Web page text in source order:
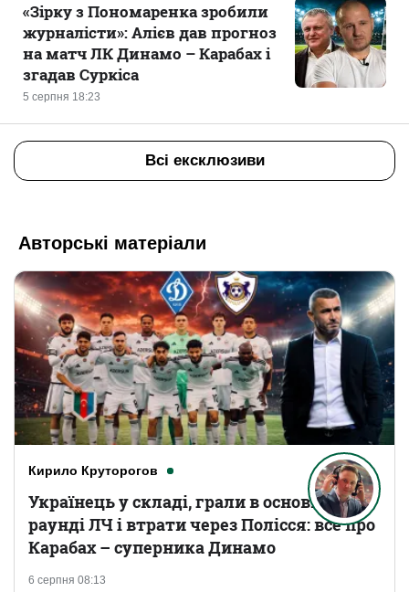
5 серпня 18:23
«Зірку з Пономаренка зробили
журналісти»: Алієв дав прогноз
на матч ЛК Динамо – Карабах і
згадав Суркіса
Всі ексклюзиви
Авторські матеріали
Кирило Круторогов
6 серпня 08:13
Українець у складі, грали в основному
раунді ЛЧ і втрати через Полісся: все про
Карабах – суперника Динамо